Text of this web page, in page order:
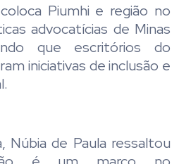
Piumhi e região no
advocatícias de Minas
que escritórios do
iniciativas de inclusão e
Núbia de Paula ressaltou